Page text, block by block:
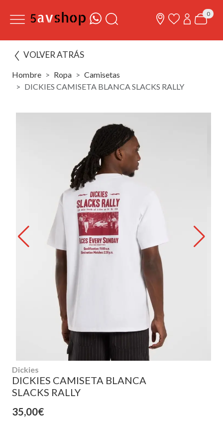
0
VOLVER ATRÁS
Hombre Ropa
Camisetas
DICKIES CAMISETA BLANCA SLACKS RALLY
Dickies
DICKIES CAMISETA BLANCA
SLACKS RALLY
35,00€